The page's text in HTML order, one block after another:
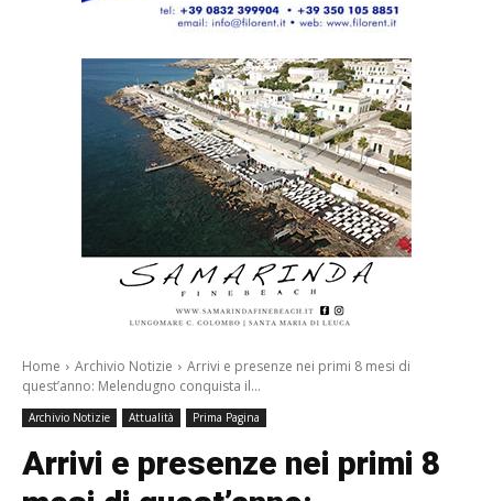
Home Archivio Notizie
Arrivi e presenze nei primi 8 mesi di
quest’anno: Melendugno conquista il...
Archivio Notizie Attualità Prima Pagina
Arrivi e presenze nei primi 8